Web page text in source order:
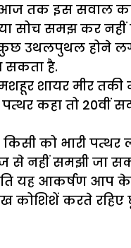
तक इस सवाल का
सोच समझ कर
उथलपुथल होने लग
सकता है.
शायर मीर तकी
पत्थर कहा तो
किसी को भारी
से नहीं समझी जा
यह आकर्षण आप के
कोशिशें करते